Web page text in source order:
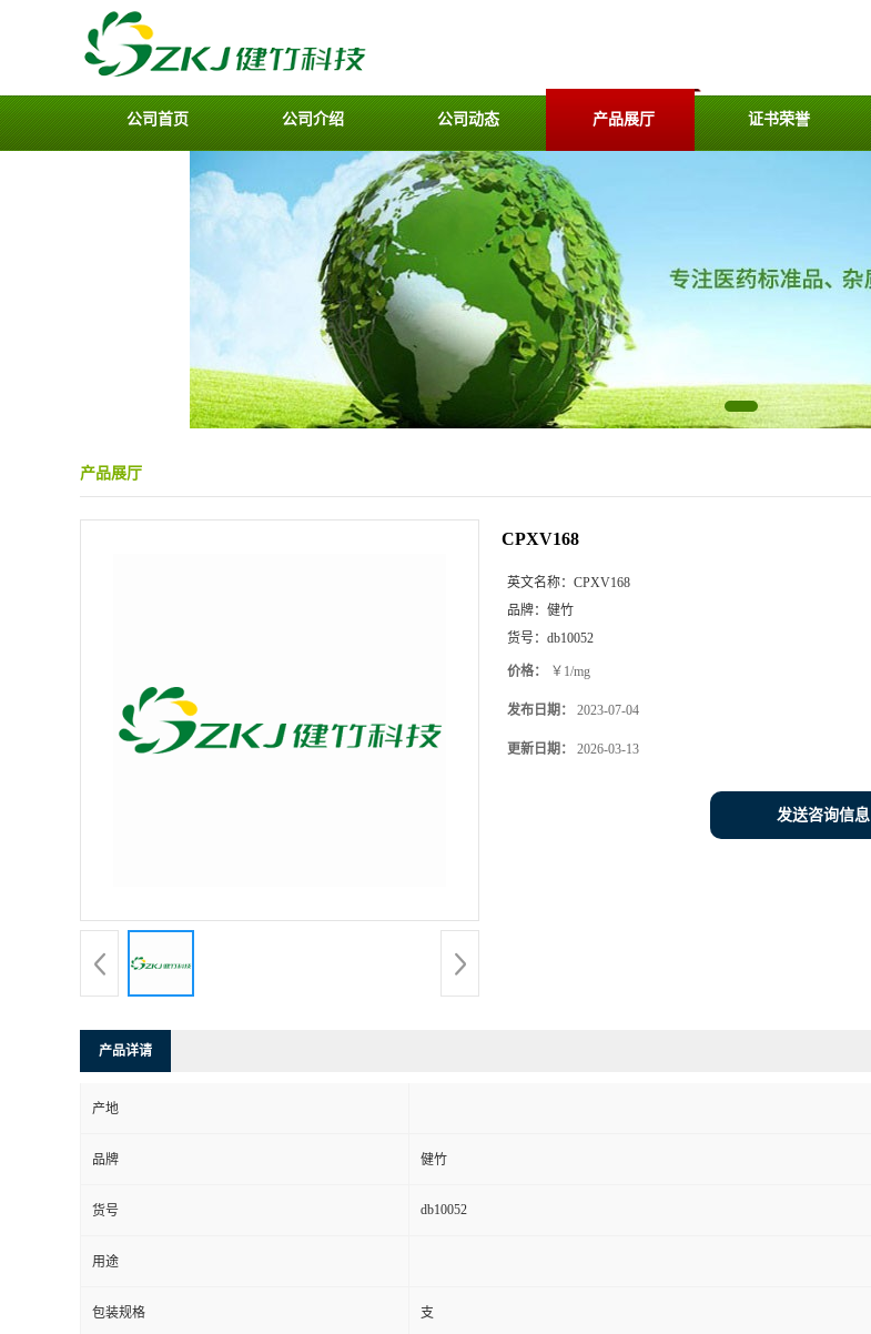
公司首页 公司介绍 公司动态 产品展厅 证书荣誉
产品展厅
CPXV168
英文名称： CPXV168
品牌： 健竹
货号： db10052
价格： ￥1/mg
发布日期： 2023-07-04
更新日期： 2026-03-13
发送咨询信息
产品详请
产地
品牌 健竹
货号 db10052
用途
包装规格 支